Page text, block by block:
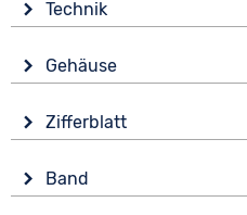
Technik
Solar
Funk
Multifrequenz
Funktionen
Alarm
Gehäuse
Saphirglas
Form
Rund
Zifferblatt
Analog
Band